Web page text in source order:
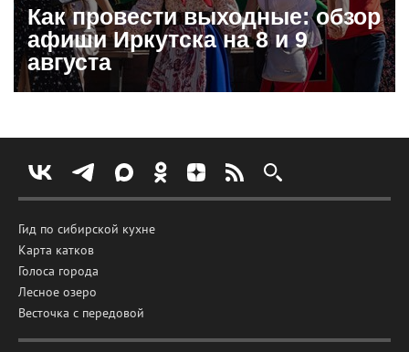
Как провести выходные: обзор
афиши Иркутска на 8 и 9
августа
Гид по сибирской кухне
Карта катков
Голоса города
Лесное озеро
Весточка с передовой